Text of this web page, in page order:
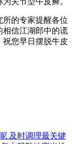
所的专家提醒各位
相信江湖郎中的谎
您早日摆脱牛皮
及时调理最关键